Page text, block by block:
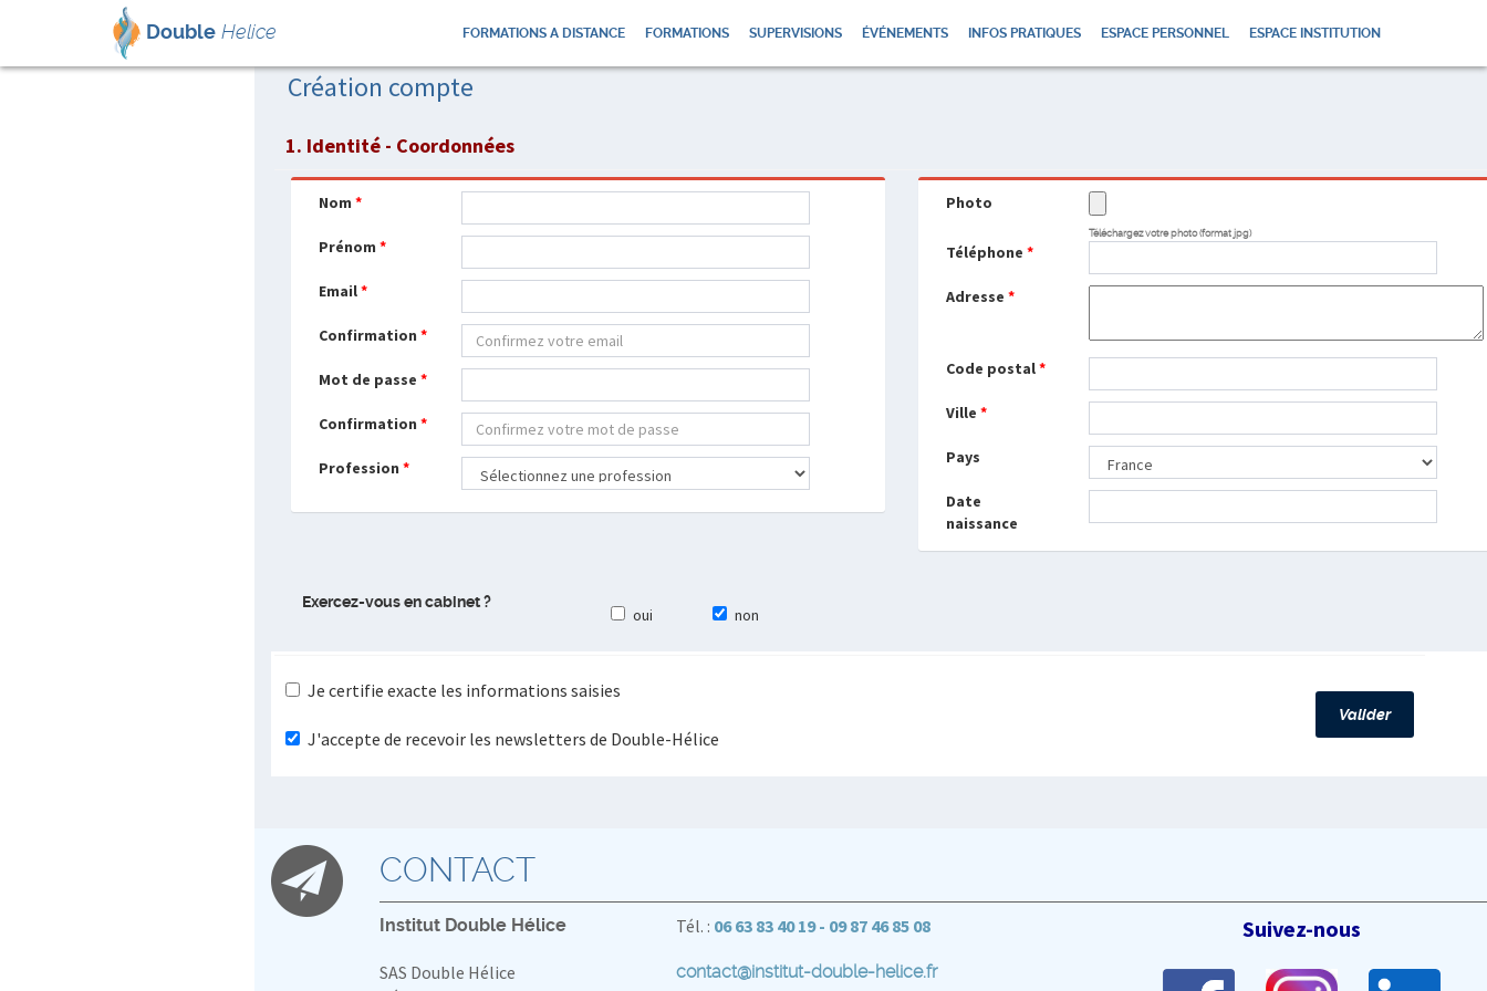
Double Helice FORMATIONS A DISTANCE FORMATIONS SUPERVISIONS ÉVÉNEMENTS INFOS PRATIQUES ESPACE PERSONNEL ESPACE INSTITUTION
Création compte
1. Identité - Coordonnées
Nom *
Prénom *
Email*
Confirmation *
Mot de passe *
Confirmation *
Profession *
Photo
Téléchargez votre photo (format jpg)
Téléphone *
Adresse *
Code postal*
Ville *
Pays
Date
naissance
Exercez-vous en cabinet ?
oui non
Je certifie exacte les informations saisies
J'accepte de recevoir les newsletters de Double-Hélice
Valider
CONTACT
Institut Double Hélice
SAS Double Hélice
Tél. : 06 63 83 40 19 - 09 87 46 85 08
contact@institut-double-helice.fr
Suivez-nous